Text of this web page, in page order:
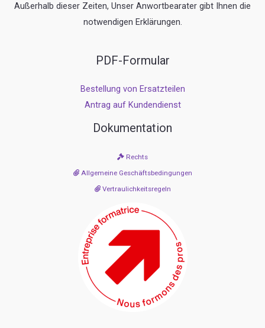
Außerhalb dieser Zeiten, Unser Anwortbearater gibt Ihnen die
notwendigen Erklärungen.
PDF-Formular
Bestellung von Ersatzteilen
Antrag auf Kundendienst
Dokumentation
Rechts
Allgemeine Geschäftsbedingungen
Vertraulichkeitsregeln